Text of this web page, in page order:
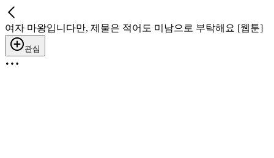
여자 마왕입니다만, 제물은 적어도 미남으로 부탁해요 [웹툰]
관심